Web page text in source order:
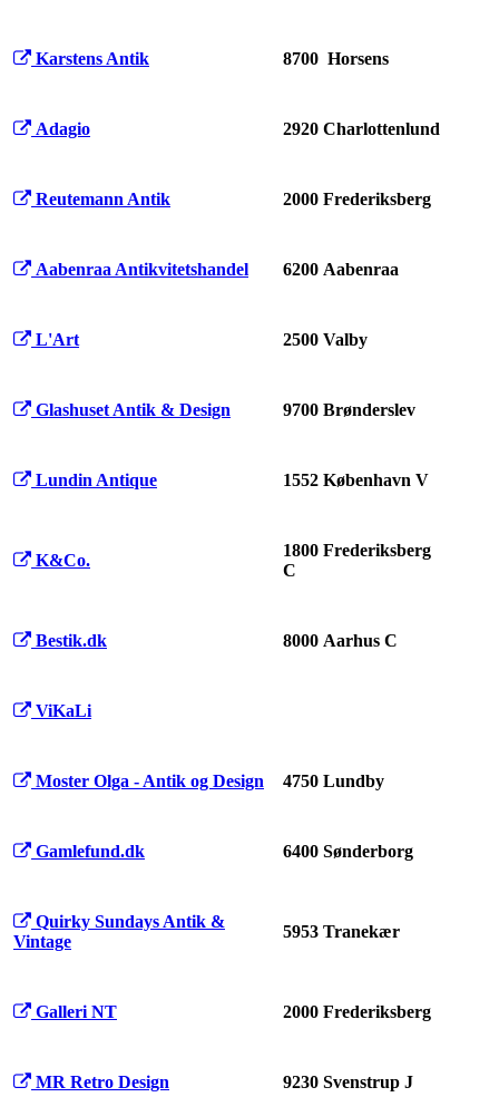
Karstens Antik 8700 Horsens
Adagio 2920 Charlottenlund
Reutemann Antik 2000 Frederiksberg
Aabenraa Antikvitetshandel 6200 Aabenraa
L'Art 2500 Valby
Glashuset Antik & Design 9700 Brønderslev
Lundin Antique 1552 København V
K&Co.
1800 Frederiksberg
C
Bestik.dk 8000 Aarhus C
ViKaLi
Moster Olga - Antik og Design 4750 Lundby
Gamlefund.dk 6400 Sønderborg
Quirky Sundays Antik &
Vintage
5953 Tranekær
Galleri NT 2000 Frederiksberg
MR Retro Design 9230 Svenstrup J